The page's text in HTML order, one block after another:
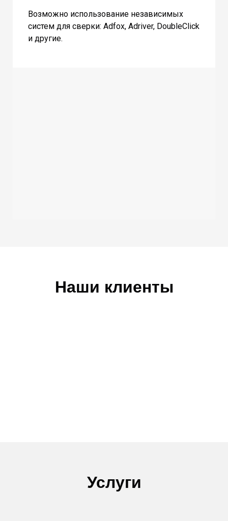
Возможно использование независимых
систем для сверки: Adfox, Adriver, DoubleClick
и другие.
Наши клиенты
Услуги